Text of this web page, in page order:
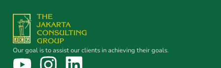
Our goal is to assist our clients in achieving their goals.